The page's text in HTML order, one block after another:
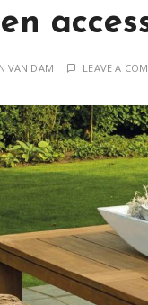
VAN DAM LEAVE A